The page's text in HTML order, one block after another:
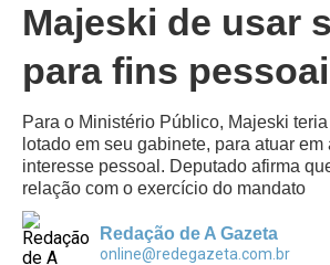
Majeski de usar
para fins
Para o Ministério Público, Majeski
lotado em seu gabinete, para atuar
interesse pessoal. Deputado afirma
relação com o exercício do mandato
Redação de A Gazeta
online@redegazeta.com.br